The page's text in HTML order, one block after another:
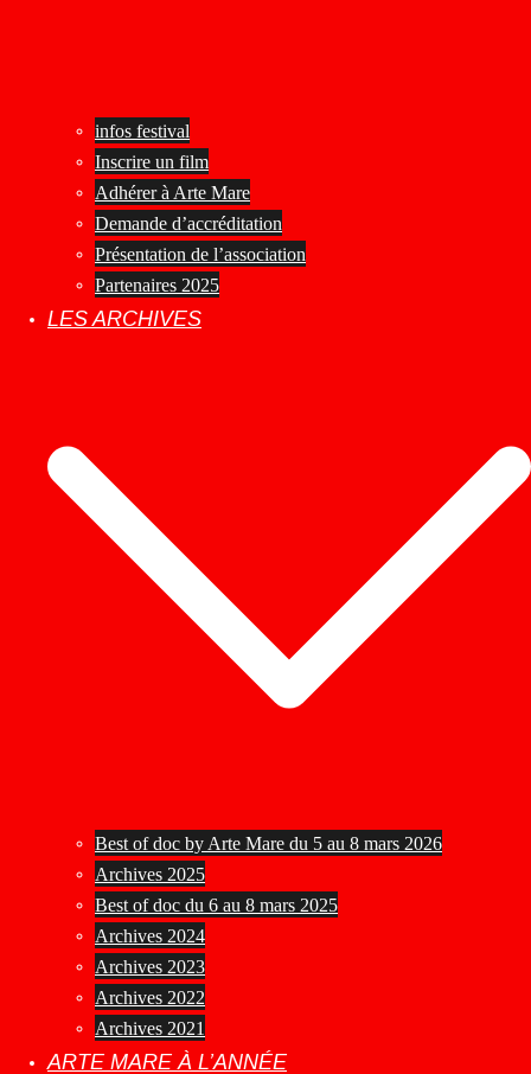
infos festival
Inscrire un film
Adhérer à Arte Mare
Demande d’accréditation
Présentation de l’association
Partenaires 2025
LES ARCHIVES
Best of doc by Arte Mare du 5 au 8 mars 2026
Archives 2025
Best of doc du 6 au 8 mars 2025
Archives 2024
Archives 2023
Archives 2022
Archives 2021
ARTE MARE À L’ANNÉE